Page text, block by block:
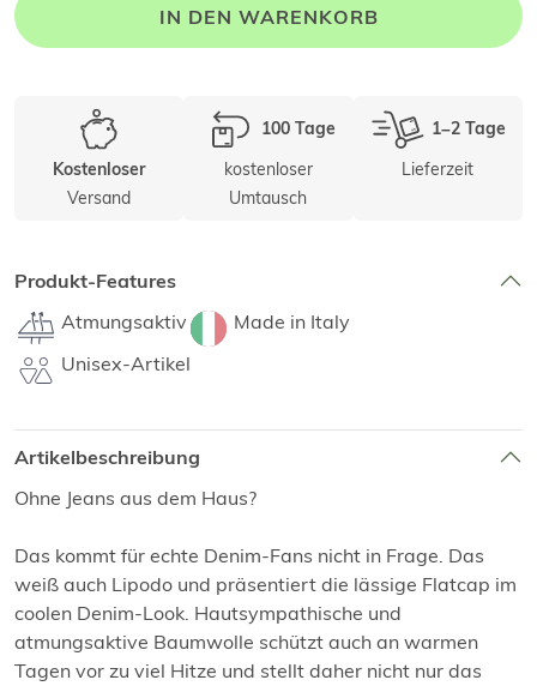
IN DEN WARENKORB
Kostenloser
Versand
100 Tage
kostenloser
Umtausch
1–2 Tage
Lieferzeit
Produkt-Features
Atmungsaktiv
Made in Italy
Unisex-Artikel
Artikelbeschreibung
Ohne Jeans aus dem Haus?
Das kommt für echte Denim-Fans nicht in Frage. Das
weiß auch Lipodo und präsentiert die lässige Flatcap im
coolen Denim-Look. Hautsympathische und
atmungsaktive Baumwolle schützt auch an warmen
Tagen vor zu viel Hitze und stellt daher nicht nur das